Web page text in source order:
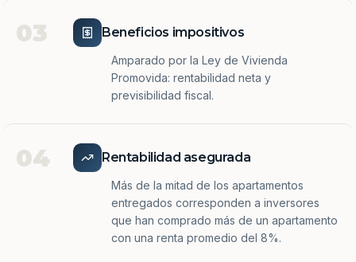
03 Beneficios impositivos
Amparado por la Ley de Vivienda
Promovida: rentabilidad neta y
previsibilidad fiscal.
04 Rentabilidad asegurada
Más de la mitad de los apartamentos
entregados corresponden a inversores
que han comprado más de un apartamento
con una renta promedio del 8%.